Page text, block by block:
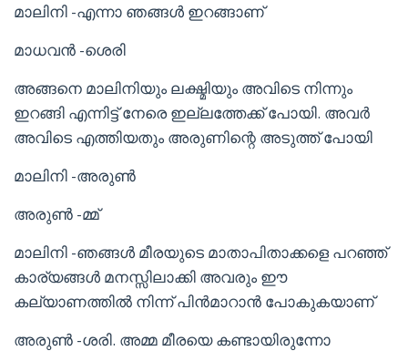
മാലിനി -എന്നാ ഞങ്ങൾ ഇറങ്ങാണ്
മാധവൻ -ശെരി
അങ്ങനെ മാലിനിയും ലക്ഷ്മിയും അവിടെ നിന്നും
ഇറങ്ങി എന്നിട്ട് നേരെ ഇല്ലത്തേക്ക് പോയി. അവർ
അവിടെ എത്തിയതും അരുണിന്റെ അടുത്ത് പോയി
മാലിനി -അരുൺ
അരുൺ -മ്മ്
മാലിനി -ഞങ്ങൾ മീരയുടെ മാതാപിതാക്കളെ പറഞ്ഞ്
കാര്യങ്ങൾ മനസ്സിലാക്കി അവരും ഈ
കല്യാണത്തിൽ നിന്ന് പിൻമാറാൻ പോകുകയാണ്
അരുൺ -ശരി. അമ്മ മീരയെ കണ്ടായിരുന്നോ